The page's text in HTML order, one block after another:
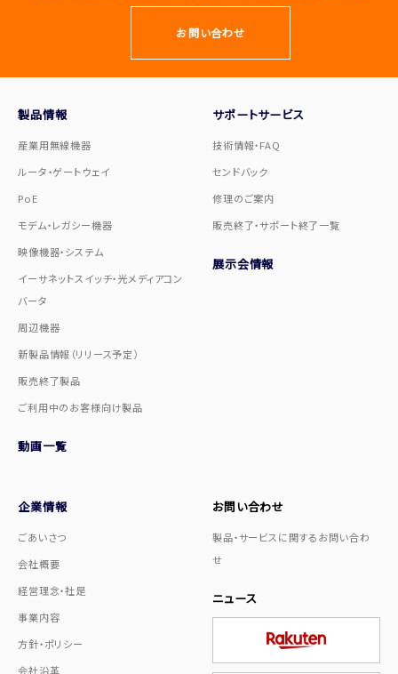
お問い合わせ
製品情報
産業用無線機器
ルータ・ゲートウェイ
PoE
モデム・レガシー機器
映像機器・システム
イーサネットスイッチ・光メディアコン
バータ
周辺機器
新製品情報（リリース予定）
販売終了製品
ご利用中のお客様向け製品
動画一覧
サポートサービス
技術情報・FAQ
センドバック
修理のご案内
販売終了・サポート終了一覧
展示会情報
企業情報
ごあいさつ
会社概要
経営理念・社是
事業内容
方針・ポリシー
会社沿革
お問い合わせ
製品・サービスに関するお問い合わ
せ
ニュース